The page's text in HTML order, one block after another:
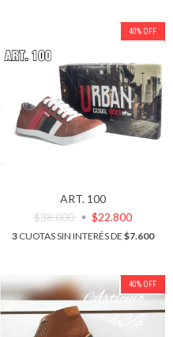
40% OFF
ART. 100
$38.000
$22.800
3CUOTAS SIN INTERÉS DE $7.600
40% OFF